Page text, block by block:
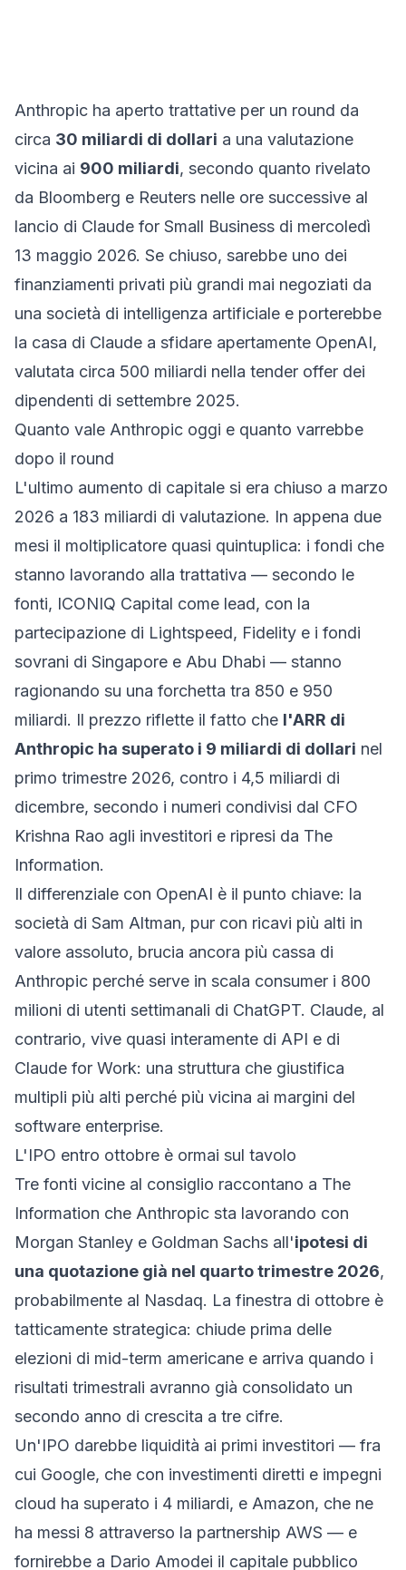
Anthropic ha aperto trattative per un round da
circa 30 miliardi di dollari a una valutazione
vicina ai 900 miliardi, secondo quanto rivelato
da Bloomberg e Reuters nelle ore successive al
lancio di Claude for Small Business di mercoledì
13 maggio 2026. Se chiuso, sarebbe uno dei
finanziamenti privati più grandi mai negoziati da
una società di intelligenza artificiale e porterebbe
la casa di Claude a sfidare apertamente OpenAI,
valutata circa 500 miliardi nella tender offer dei
dipendenti di settembre 2025.
Quanto vale Anthropic oggi e quanto varrebbe
dopo il round
L'ultimo aumento di capitale si era chiuso a marzo
2026 a 183 miliardi di valutazione. In appena due
mesi il moltiplicatore quasi quintuplica: i fondi che
stanno lavorando alla trattativa — secondo le
fonti, ICONIQ Capital come lead, con la
partecipazione di Lightspeed, Fidelity e i fondi
sovrani di Singapore e Abu Dhabi — stanno
ragionando su una forchetta tra 850 e 950
miliardi. Il prezzo riflette il fatto che l'ARR di
Anthropic ha superato i 9 miliardi di dollari nel
primo trimestre 2026, contro i 4,5 miliardi di
dicembre, secondo i numeri condivisi dal CFO
Krishna Rao agli investitori e ripresi da The
Information.
Il differenziale con OpenAI è il punto chiave: la
società di Sam Altman, pur con ricavi più alti in
valore assoluto, brucia ancora più cassa di
Anthropic perché serve in scala consumer i 800
milioni di utenti settimanali di ChatGPT. Claude, al
contrario, vive quasi interamente di API e di
Claude for Work: una struttura che giustifica
multipli più alti perché più vicina ai margini del
software enterprise.
L'IPO entro ottobre è ormai sul tavolo
Tre fonti vicine al consiglio raccontano a The
Information che Anthropic sta lavorando con
Morgan Stanley e Goldman Sachs all'ipotesi di
una quotazione già nel quarto trimestre 2026,
probabilmente al Nasdaq. La finestra di ottobre è
tatticamente strategica: chiude prima delle
elezioni di mid-term americane e arriva quando i
risultati trimestrali avranno già consolidato un
secondo anno di crescita a tre cifre.
Un'IPO darebbe liquidità ai primi investitori — fra
cui Google, che con investimenti diretti e impegni
cloud ha superato i 4 miliardi, e Amazon, che ne
ha messi 8 attraverso la partnership AWS — e
fornirebbe a Dario Amodei il capitale pubblico